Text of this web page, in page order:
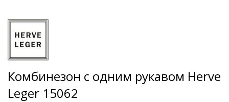
Комбинезон с одним рукавом Herve
Leger 15062